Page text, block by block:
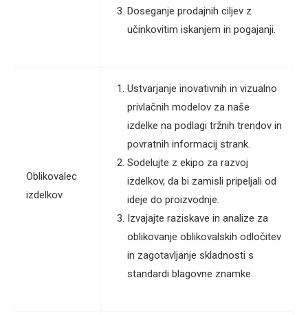
Doseganje prodajnih ciljev z
učinkovitim iskanjem in pogajanji.
Oblikovalec
izdelkov
Ustvarjanje inovativnih in vizualno
privlačnih modelov za naše
izdelke na podlagi tržnih trendov in
povratnih informacij strank.
Sodelujte z ekipo za razvoj
izdelkov, da bi zamisli pripeljali od
ideje do proizvodnje.
Izvajajte raziskave in analize za
oblikovanje oblikovalskih odločitev
in zagotavljanje skladnosti s
standardi blagovne znamke.